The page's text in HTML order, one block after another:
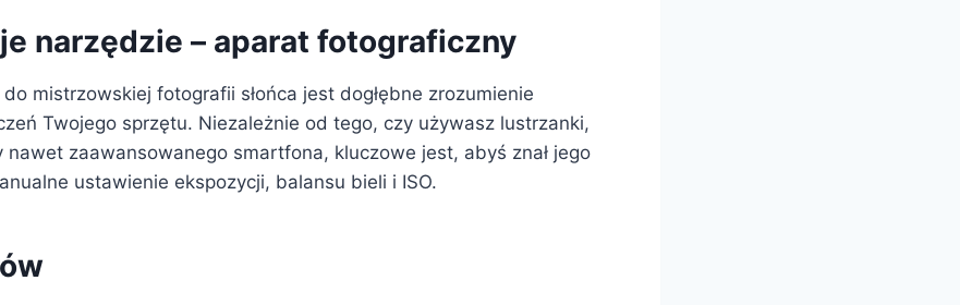
narzędzie – aparat fotograficzny
mistrzowskiej fotografii słońca jest dogłębne zrozumienie
Twojego sprzętu. Niezależnie od tego, czy używasz lustrzanki,
nawet zaawansowanego smartfona, kluczowe jest, abyś znał jego
ustawienie ekspozycji, balansu bieli i ISO.